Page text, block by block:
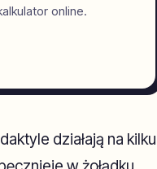
online.
działają na kilku